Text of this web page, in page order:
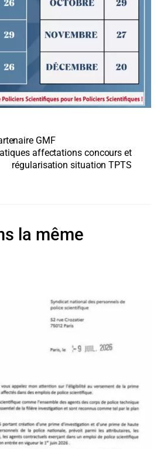
GMF
affectations concours et
régularisation situation TPTS
la même